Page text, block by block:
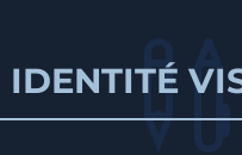
IDENTITÉ